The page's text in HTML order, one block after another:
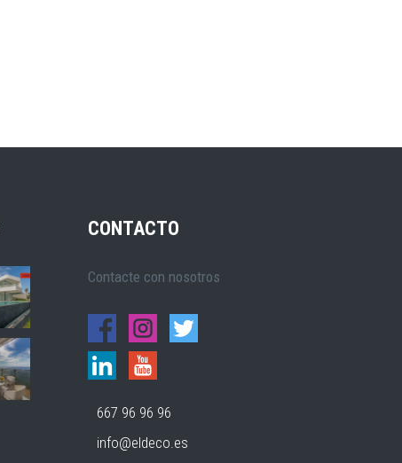
CONTACTO
Contacte con nosotros
667 96 96 96
info@eldeco.es